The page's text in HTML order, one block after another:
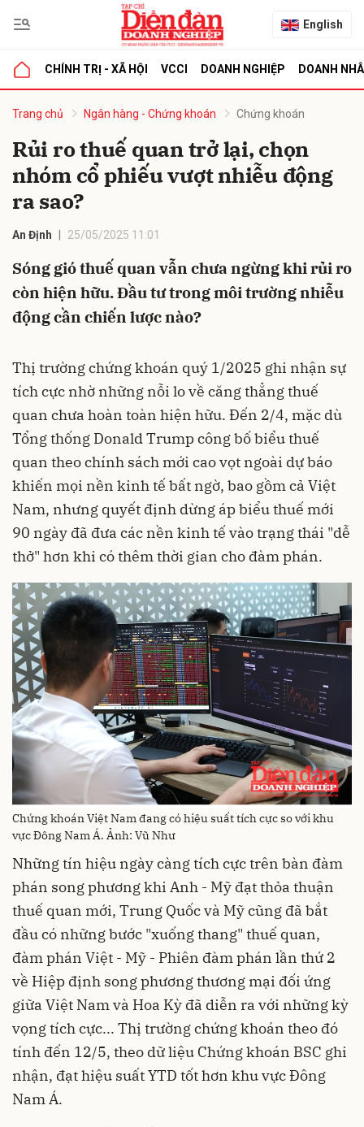
English
CHÍNH TRỊ - XÃ HỘI VCCI DOANH NGHIỆP DOANH
Trang chủ Ngân hàng - Chứng khoán Chứng khoán
Rủi ro thuế quan trở lại, chọn
nhóm cổ phiếu vượt nhiễu động
ra sao?
An Định 25/05/2025 11:01
Sóng gió thuế quan vẫn chưa ngừng khi rủi ro
còn hiện hữu. Đầu tư trong môi trường nhiễu
động cần chiến lược nào?
Thị trường chứng khoán quý 1/2025 ghi nhận sự
tích cực nhờ những nỗi lo về căng thẳng thuế
quan chưa hoàn toàn hiện hữu. Đến 2/4, mặc dù
Tổng thống Donald Trump công bố biểu thuế
quan theo chính sách mới cao vọt ngoài dự báo
khiến mọi nền kinh tế bất ngờ, bao gồm cả Việt
Nam, nhưng quyết định dừng áp biểu thuế mới
90 ngày đã đưa các nền kinh tế vào trạng thái "dễ
thở" hơn khi có thêm thời gian cho đàm phán.
Chứng khoán Việt Nam đang có hiệu suất tích cực so với khu
vực Đông Nam Á. Ảnh: Vũ Như
Những tín hiệu ngày càng tích cực trên bàn đàm
phán song phương khi Anh - Mỹ đạt thỏa thuận
thuế quan mới, Trung Quốc và Mỹ cũng đã bắt
đầu có những bước "xuống thang" thuế quan,
đàm phán Việt - Mỹ - Phiên đàm phán lần thứ 2
về Hiệp định song phương thương mại đối ứng
giữa Việt Nam và Hoa Kỳ đã diễn ra với những kỳ
vọng tích cực... Thị trường chứng khoán theo đó
tính đến 12/5, theo dữ liệu Chứng khoán BSC ghi
nhận, đạt hiệu suất YTD tốt hơn khu vực Đông
Nam Á.
luận
Hủy